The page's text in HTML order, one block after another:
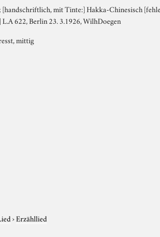
mit Tinte:] Hakka-Chinesisch
622, Berlin 23. 3.1926, WilhDoegen
mittig
›Erzähllied